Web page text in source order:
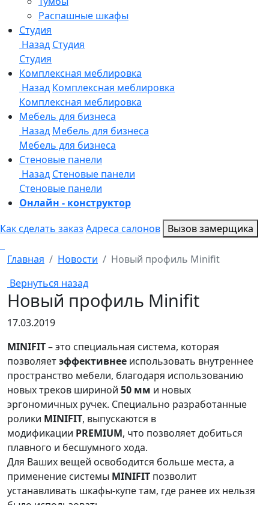
Онлайн - конструктор
Как сделать заказ Адреса салонов Вызов замерщика
Главная Новости
Новый профиль Minifit
Вернуться назад
Новый профиль Minifit
17.03.2019
MINIFIT– это специальная система, которая
позволяетэффективнее использовать внутреннее
пространство мебели, благодаря использованию
новых треков шириной 50 мм и новых
эргономичных ручек. Специально разработанные
ролики MINIFIT, выпускаются в
модификации PREMIUM, что позволяет добиться
плавного и бесшумного хода.
Для Ваших вещей освободится больше места, а
применение системы MINIFIT позволит
устанавливать шкафы-купе там, где ранее их нельзя